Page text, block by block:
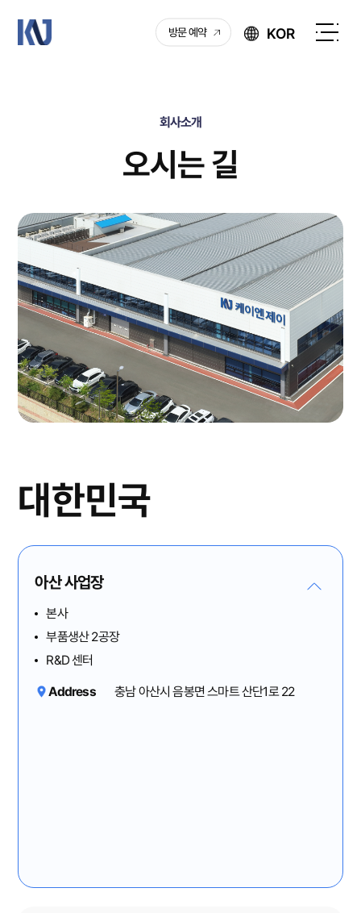
케
이
방문 예약 KOR
회사소개
오시는 길
대한민국
아산 사업장
본사
부품생산 2공장
R&D 센터
Address 충남 아산시 음봉면 스마트 산단1로 22